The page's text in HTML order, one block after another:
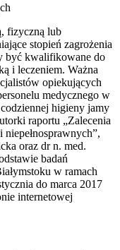
fizyczną lub
stopień zagrożenia
być kwalifikowane do
i leczeniem. Ważna
opiekujących
medycznego w
higieny jamy
raportu „Zalecenia
oraz dr n. med.
badań
w ramach
do marca 2017
internetowej